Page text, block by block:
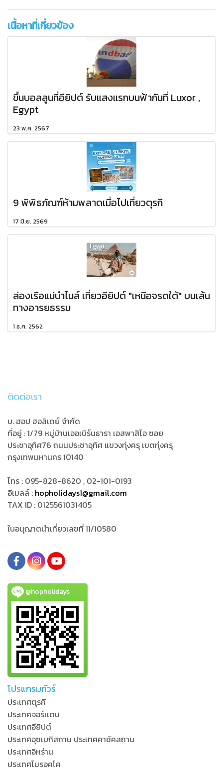
เนื้อหาที่เกี่ยวข้อง
ขึ้นบอลลูนที่อียิปต์ รับแสงแรกบนฟ้ากันที่ Luxor ,
Egypt
23 พ.ค. 2567
9 พิพิธภัณฑ์ห้ามพลาดเมื่อไปเที่ยวตุรกี
17 มิ.ย. 2569
ล่องเรือแม่น้ำไนล์ เที่ยวอียิปต์ "เหนือจรดใต้" บนเส้น
ทางอารยธรรม
1 ธ.ค. 2562
ติดต่อเรา
บ. ฮอป ฮอลิเดย์ จำกัด
ที่อยู่ : 1/79 หมู่บ้านเออเบิร์นธารา เอสพาสิโอ ซอย
ประชาอุทิศ76 ถนนประชาอุทิศ แขวงทุ่งครุ เขตทุ่งครุ
กรุงเทพมหานคร 10140
โทร : 095-828-8620 , 02-101-0193
อีเมลล์ : hopholidays1@gmail.com
TAX ID : 0125561031405
ใบอนุญาตนำเที่ยวเลขที่ 11/10580
@hopholidays
โปรแกรมทัวร์
ประเทศตุรกี
ประเทศจอร์เเดน
ประเทศอียิปต์
ประเทศอุซเบกิสถาน ประเทศคาซัคสถาน
ประเทศอิหร่าน
ประเทศโมรอคโค